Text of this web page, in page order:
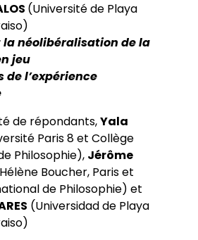
(Université de Playa
la néolibéralisation de la
jeu
l’expérience
de répondants,Yala
Paris 8 et Collège
Philosophie), Jérôme
Boucher, Paris et
de Philosophie) et
(Universidad de Playa